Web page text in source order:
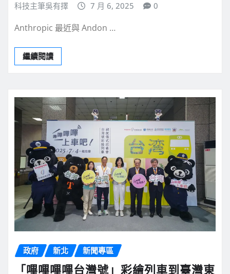
科技主筆吳有擇 7 月 6, 2025 0
Anthropic 最近與 Andon …
繼續閱讀
政府 新北 新聞專區
「嗶嗶嗶嗶台灣號」彩繪列車到臺灣東